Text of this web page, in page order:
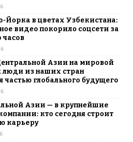
Йорка в цветах Узбекистана:
видео покорило соцсети за
часов
Азии на мировой
люди из наших стран
частью глобального будущего
Азии — в крупнейшие
кто сегодня строит
карьеру